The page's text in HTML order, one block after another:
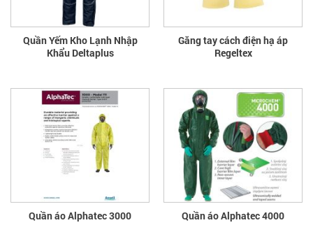
Quần Yếm Kho Lạnh Nhập
Khẩu Deltaplus
Găng tay cách điện hạ áp
Regeltex
Quần áo Alphatec 3000 Quần áo Alphatec 4000